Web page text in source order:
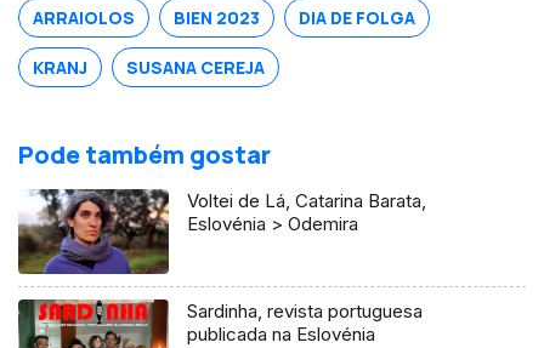
ARRAIOLOS BIEN 2023 DIA DE FOLGA
KRANJ SUSANA CEREJA
Pode também gostar
Voltei de Lá, Catarina Barata,
Eslovénia > Odemira
Sardinha, revista portuguesa
publicada na Eslovénia